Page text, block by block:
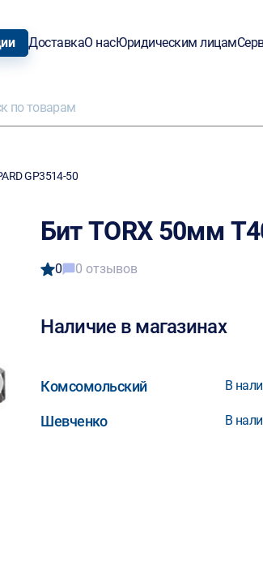
ДоставкаО насЮридическим лицам
GP3514-50
Бит TORX 50мм
0 0 отзывов
Наличие в магазинах
Комсомольский В
Шевченко В